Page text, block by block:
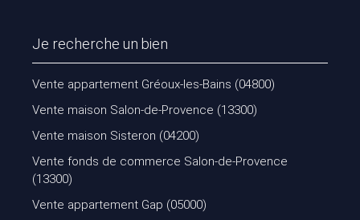
Je recherche un bien
Vente appartement Gréoux-les-Bains (04800)
Vente maison Salon-de-Provence (13300)
Vente maison Sisteron (04200)
Vente fonds de commerce Salon-de-Provence
(13300)
Vente appartement Gap (05000)